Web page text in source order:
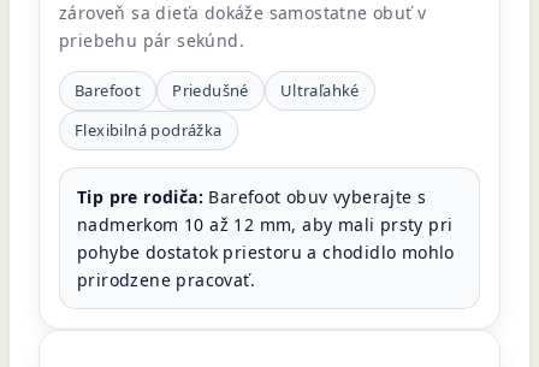
zároveň sa dieťa dokáže samostatne obuť v
priebehu pár sekúnd.
Barefoot Priedušné
Ultraľahké
Flexibilná podrážka
Tip pre rodiča: Barefoot obuv vyberajte s
nadmerkom 10 až 12 mm, aby mali prsty pri
pohybe dostatok priestoru a chodidlo mohlo
prirodzene pracovať.